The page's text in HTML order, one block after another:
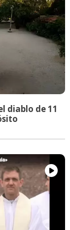
diablo de 11